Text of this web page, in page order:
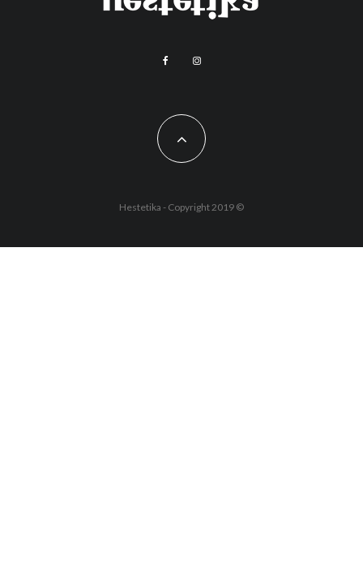
Hestetika - Copyright 2019 ©